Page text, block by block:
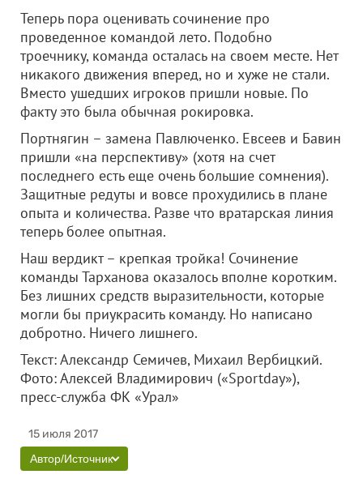
Теперь пора оценивать сочинение про
проведенное командой лето. Подобно
троечнику, команда осталась на своем месте. Нет
никакого движения вперед, но и хуже не стали.
Вместо ушедших игроков пришли новые. По
факту это была обычная рокировка.
Портнягин – замена Павлюченко. Евсеев и Бавин
пришли «на перспективу» (хотя на счет
последнего есть еще очень большие сомнения).
Защитные редуты и вовсе прохудились в плане
опыта и количества. Разве что вратарская линия
теперь более опытная.
Наш вердикт – крепкая тройка! Сочинение
команды Тарханова оказалось вполне коротким.
Без лишних средств выразительности, которые
могли бы приукрасить команду. Но написано
добротно. Ничего лишнего.
Текст: Александр Семичев, Михаил Вербицкий.
Фото: Алексей Владимирович («Sportday»),
пресс-служба ФК «Урал»
15 июля 2017
Автор/Источник